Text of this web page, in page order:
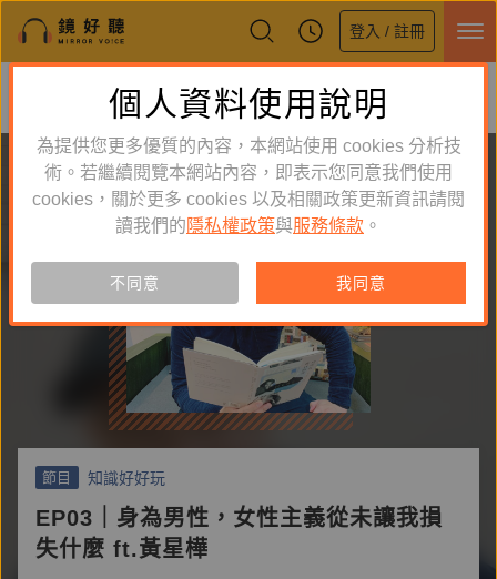
登入 / 註冊
鏡好聽全新APP上線
體驗全面升級，即刻下載
節目 知識好好玩
EP03｜身為男性，女性主義從未讓我損
失什麼 ft.黃星樺
個人資料使用說明
為提供您更多優質的內容，本網站使用 cookies 分析技
術。若繼續閱覽本網站內容，即表示您同意我們使用
cookies，關於更多 cookies 以及相關政策更新資訊請閱
讀我們的 隱私權政策與服務條款 。
不同意 我同意